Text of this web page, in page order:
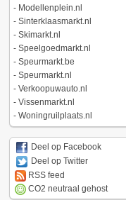
- Modellenplein.nl
- Sinterklaasmarkt.nl
- Skimarkt.nl
- Speelgoedmarkt.nl
- Speurmarkt.be
- Speurmarkt.nl
- Verkoopuwauto.nl
- Vissenmarkt.nl
- Woningruilplaats.nl
Deel op Facebook
Deel op Twitter
RSS feed
CO2 neutraal gehost